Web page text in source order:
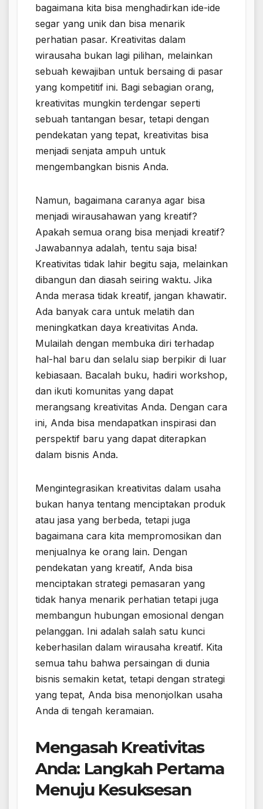
bagaimana kita bisa menghadirkan ide-ide
segar yang unik dan bisa menarik
perhatian pasar. Kreativitas dalam
wirausaha bukan lagi pilihan, melainkan
sebuah kewajiban untuk bersaing di pasar
yang kompetitif ini. Bagi sebagian orang,
kreativitas mungkin terdengar seperti
sebuah tantangan besar, tetapi dengan
pendekatan yang tepat, kreativitas bisa
menjadi senjata ampuh untuk
mengembangkan bisnis Anda.
Namun, bagaimana caranya agar bisa
menjadi wirausahawan yang kreatif?
Apakah semua orang bisa menjadi kreatif?
Jawabannya adalah, tentu saja bisa!
Kreativitas tidak lahir begitu saja, melainkan
dibangun dan diasah seiring waktu. Jika
Anda merasa tidak kreatif, jangan khawatir.
Ada banyak cara untuk melatih dan
meningkatkan daya kreativitas Anda.
Mulailah dengan membuka diri terhadap
hal-hal baru dan selalu siap berpikir di luar
kebiasaan. Bacalah buku, hadiri workshop,
dan ikuti komunitas yang dapat
merangsang kreativitas Anda. Dengan cara
ini, Anda bisa mendapatkan inspirasi dan
perspektif baru yang dapat diterapkan
dalam bisnis Anda.
Mengintegrasikan kreativitas dalam usaha
bukan hanya tentang menciptakan produk
atau jasa yang berbeda, tetapi juga
bagaimana cara kita mempromosikan dan
menjualnya ke orang lain. Dengan
pendekatan yang kreatif, Anda bisa
menciptakan strategi pemasaran yang
tidak hanya menarik perhatian tetapi juga
membangun hubungan emosional dengan
pelanggan. Ini adalah salah satu kunci
keberhasilan dalam wirausaha kreatif. Kita
semua tahu bahwa persaingan di dunia
bisnis semakin ketat, tetapi dengan strategi
yang tepat, Anda bisa menonjolkan usaha
Anda di tengah keramaian.
Mengasah Kreativitas
Anda: Langkah Pertama
Menuju Kesuksesan